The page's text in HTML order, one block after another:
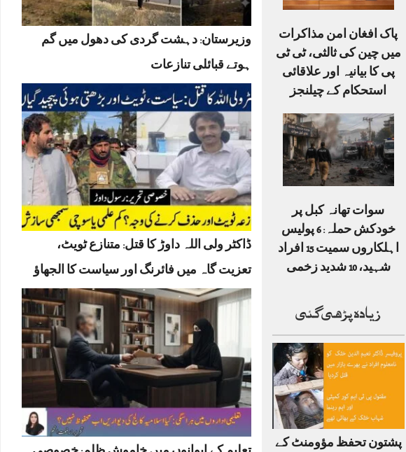
وزیرستان: دہشت گردی کی دھول میں گم
ہوتے قبائلی تنازعات
ڈاکٹر ولی اللہ داوڑ کا قتل: متنازع ٹویٹ،
تعزیت گاہ میں فائرنگ اور سیاست کا الجھاؤ
پاک افغان امن مذاکرات
میں چین کی ثالثی، ٹی ٹی
پی کا بیانیہ اور علاقائی
استحکام کے چیلنجز
سوات تھانہ کبل پر
خودکش حملہ: 6 پولیس
اہلکاروں سمیت 15 افراد
شہید، 10 شدید زخمی
زیادہ پڑھی گئی
پشتون تحفظ مؤومنٹ کے